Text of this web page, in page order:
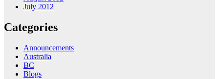
July 2012
Categories
Announcements
Australia
BC
Blogs